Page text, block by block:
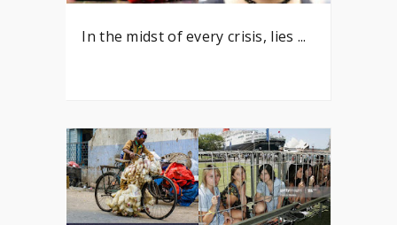
In the midst of every crisis, lies ...